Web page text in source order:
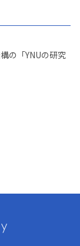
の「YNUの研究